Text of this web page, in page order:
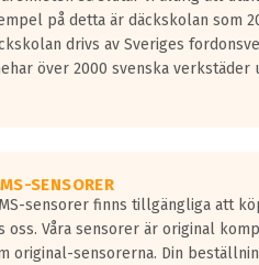
50km/h brukar
kommer det finnas en
vågorna påvisar om det är ett tyst
tre svarta vågor uppnår de
på detta är däckskolan som
drivs av Sveriges
över 2000 svenska verkstäder
SENSORER
sensorer finns tillgängliga att
oss. Våra sensorer är original
original-sensorerna. Din